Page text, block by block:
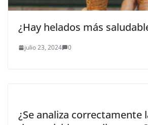
¿Hay helados más
julio 23, 2024 0
¿Se analiza correctamente